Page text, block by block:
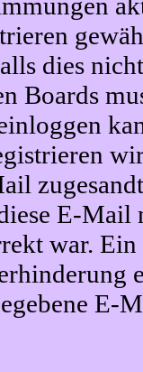
dies
Boards
E-Mail
war.